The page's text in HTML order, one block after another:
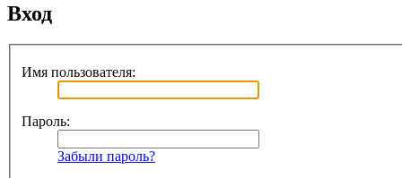
Вход
Имя пользователя:
Пароль:
Забыли пароль?